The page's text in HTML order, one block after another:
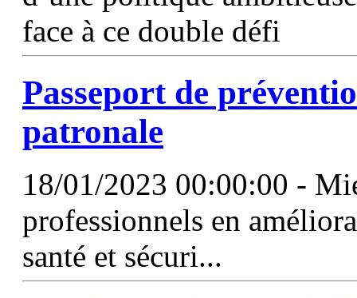
face à ce double défi
Passeport de
patronale
18/01/2023 00:00:00 -
professionnels en
santé et sécuri...